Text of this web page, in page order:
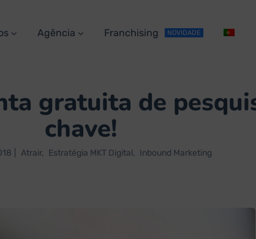
Agência Franchising NOVIDADE
gratuita de
chave!
Atrair Estratégia MKT Digital Inbound Marketing